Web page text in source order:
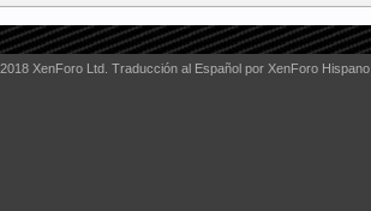
XenForo Ltd. Traducción al Español por XenForo Hispano.